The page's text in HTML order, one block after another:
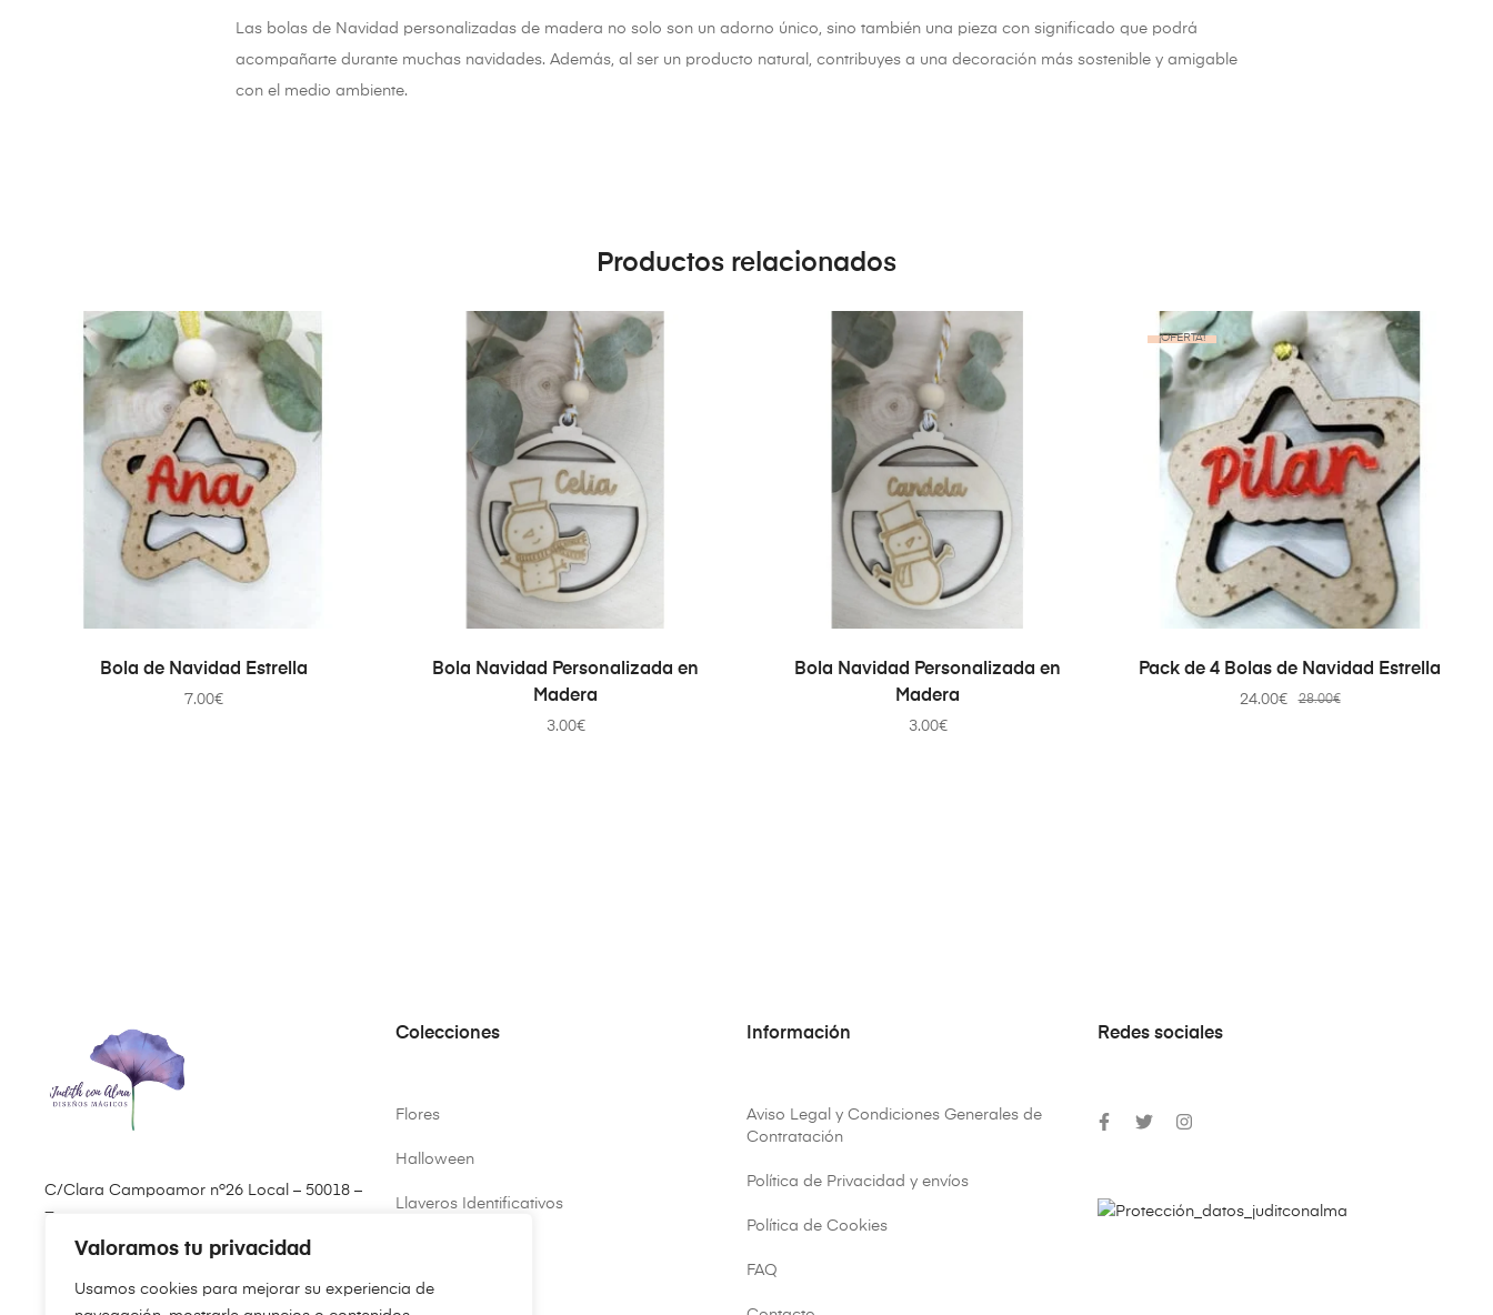
Valoramos tu privacidad
Usamos cookies para mejorar su experiencia de
Las bolas de Navidad personalizadas de madera no solo son un adorno único, sino también una pieza con significado que podrá
acompañarte durante muchas navidades. Además, al ser un producto natural, contribuyes a una decoración más sostenible y amigable
con el medio ambiente.
Productos relacionados
AÑADIR AL CARRITO
Bola de Navidad Estrella
7.00€
AÑADIR AL CARRITO
Bola Navidad Personalizada en
Madera
3.00€
AÑADIR AL CARRITO
Bola Navidad Personalizada en
Madera
3.00€
¡OFERTA!
AÑADIR AL CARRITO
Pack de 4 Bolas de Navidad Estrella
28.00€
24.00€
C/Clara Campoamor nº26 Local – 50018 –
Zaragoza
pedidos@judithconalma.com
Colecciones
Flores
Halloween
Llaveros Identificativos
Virgen del Pilar
Información
Aviso Legal y Condiciones Generales de
Contratación
Política de Privacidad y envíos
Política de Cookies
FAQ
Redes sociales